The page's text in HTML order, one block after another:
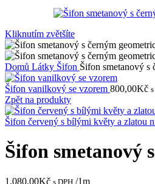
Kliknutím zvětšíte
Domů Látky Šifon Šifon smetanový s
Šifon vanilkový se vzorem 800,00Kč
Zpět na produkty
Šifon červený s bílými květy a zlatou
Šifon smetanový
1.080,00Kč s DPH /1m